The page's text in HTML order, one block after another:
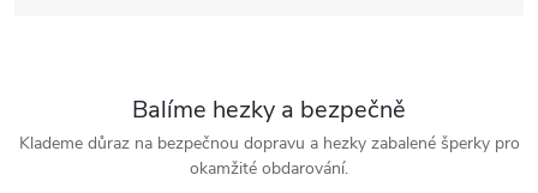
Balíme hezky a bezpečně
Klademe důraz na bezpečnou dopravu a hezky zabalené šperky pro
okamžité obdarování.